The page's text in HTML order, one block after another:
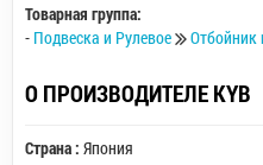
Товарная группа:
- Подвеска и Рулевое Отбойник
О ПРОИЗВОДИТЕЛЕ KYB
Страна : Япония